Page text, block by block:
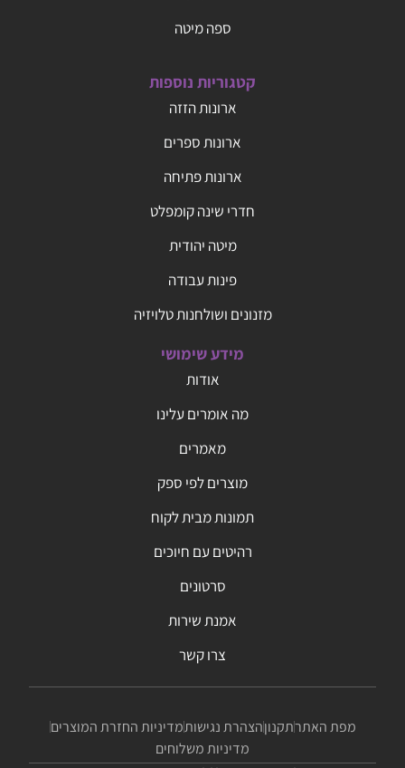
ספה מיטה
קטגוריות נוספות
ארונות הזזה
ארונות ספרים
ארונות פתיחה
חדרי שינה קומפלט
מיטה יהודית
פינות עבודה
מזנונים ושולחנות טלויזיה
מידע שימושי
אודות
מה אומרים עלינו
מאמרים
מוצרים לפי ספק
תמונות מבית לקוח
רהיטים עם חיוכים
סרטונים
אמנת שירות
צרו קשר
מפת האתרתקנוןהצהרת נגישותמדיניות החזרת המוצרים
מדיניות משלוחים